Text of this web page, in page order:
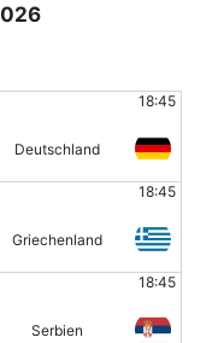
18:45
Deutschland
18:45
Griechenland
18:45
Serbien